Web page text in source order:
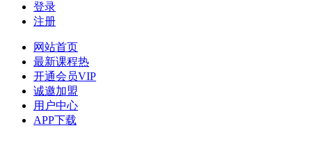
登录
注册
网站首页
最新课程热
开通会员VIP
诚邀加盟
用户中心
APP下载